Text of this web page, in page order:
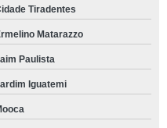
Tiradentes
Matarazzo
Paulista
Iguatemi